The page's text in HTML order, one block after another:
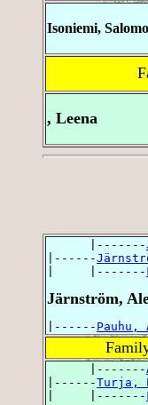
Isoniemi,
, Leena
      |-------
|------
|     |-------
Järnström,
|------ Pauhu,
      |-------
|------Turja,
|     |-------